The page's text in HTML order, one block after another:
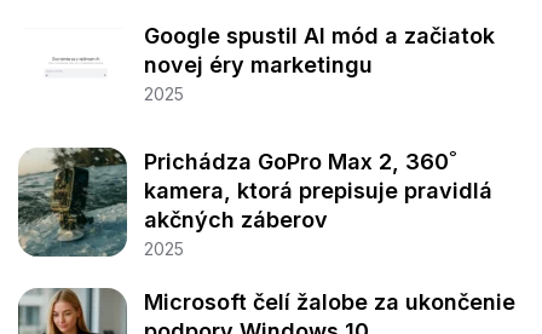
Google spustil AI mód a začiatok
novej éry marketingu
2025
Prichádza GoPro Max 2, 360˚
kamera, ktorá prepisuje pravidlá
akčných záberov
2025
Microsoft čelí žalobe za ukončenie